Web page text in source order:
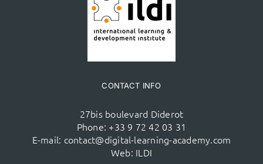
CONTACT INFO
27bis boulevard Diderot
Phone: +33 9 72 42 03 31
E-mail: contact@digital-learning-academy.com
Web: ILDI